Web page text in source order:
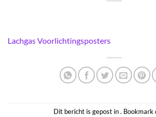
Lachgas Voorlichtingsposters
Dit bericht is gepost in . Bookmark